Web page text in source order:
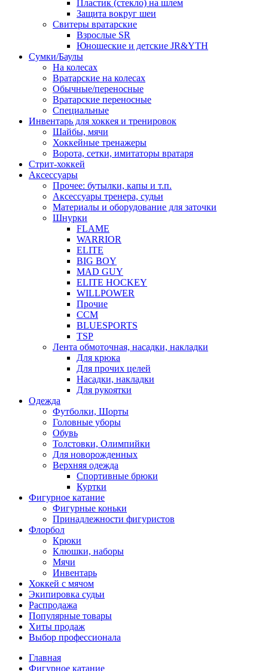
Пластик (стекло) на шлем
Защита вокруг шеи
Свитеры вратарские
Взрослые SR
Юношеские и детские JR&YTH
Сумки/Баулы
На колесах
Вратарские на колесах
Обычные/переносные
Вратарские переносные
Специальные
Инвентарь для хоккея и тренировок
Шайбы, мячи
Хоккейные тренажеры
Ворота, сетки, имитаторы вратаря
Стрит-хоккей
Аксессуары
Прочее: бутылки, капы и т.п.
Аксессуары тренера, судьи
Материалы и оборудование для заточки
Шнурки
FLAME
WARRIOR
ELITE
BIG BOY
MAD GUY
ELITE HOCKEY
WILLPOWER
Прочие
CCM
BLUESPORTS
TSP
Лента обмоточная, насадки, накладки
Для крюка
Для прочих целей
Насадки, накладки
Для рукоятки
Одежда
Футболки, Шорты
Головные уборы
Обувь
Толстовки, Олимпийки
Для новорожденных
Верхняя одежда
Спортивные брюки
Куртки
Фигурное катание
Фигурные коньки
Принадлежности фигуристов
Флорбол
Крюки
Клюшки, наборы
Мячи
Инвентарь
Хоккей с мячом
Экипировка судьи
Распродажа
Популярные товары
Хиты продаж
Выбор профессионала
Главная
Фигурное катание